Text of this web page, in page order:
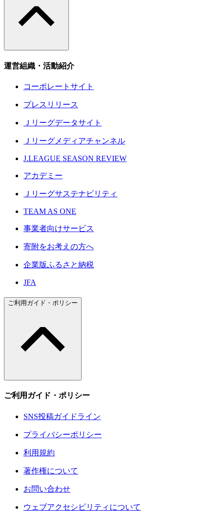
運営組織・活動紹介
コーポレートサイト
プレスリリース
Ｊリーグデータサイト
Ｊリーグメディアチャンネル
J.LEAGUE SEASON REVIEW
アカデミー
Ｊリーグサステナビリティ
TEAM AS ONE
事業者向けサービス
寄附をお考えの方へ
企業版ふるさと納税
JFA
ご利用ガイド・ポリシー
ご利用ガイド・ポリシー
SNS投稿ガイドライン
プライバシーポリシー
利用規約
著作権について
お問い合わせ
ウェブアクセシビリティについて